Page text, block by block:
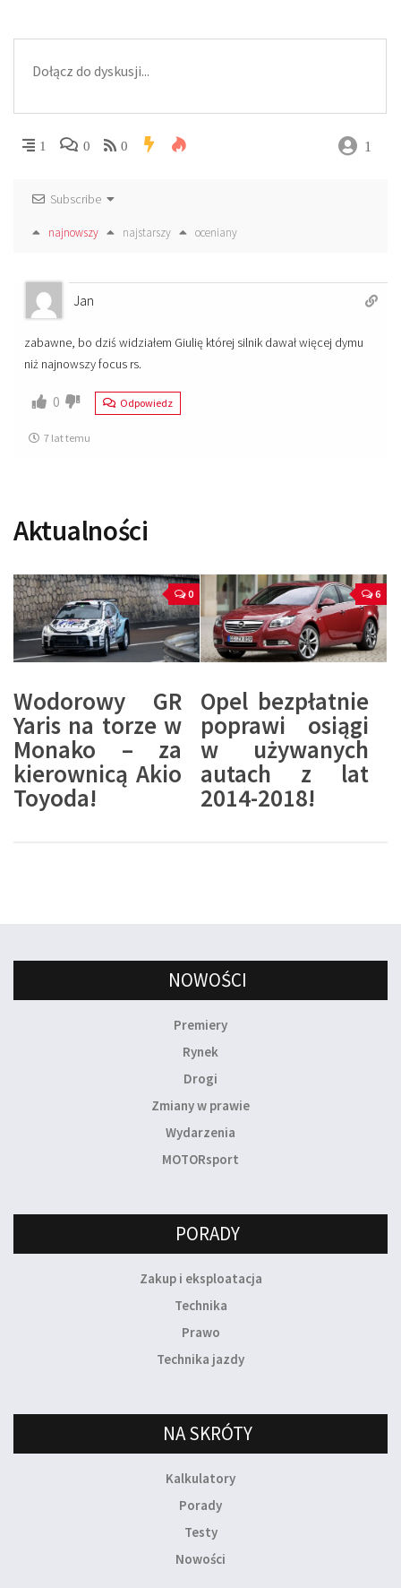
1 0 0 1
Subscribe
najnowszy najstarszy oceniany
Jan
zabawne, bo dziś widziałem Giulię której silnik dawał więcej dymu
niż najnowszy focus rs.
0 Odpowiedz
7 lat temu
Aktualności
0
Wodorowy GR
Yaris na torze w
Monako – za
kierownicą Akio
Toyoda!
6
Opel bezpłatnie
poprawi osiągi
w używanych
autach z lat
2014-2018!
NOWOŚCI
Premiery
Rynek
Drogi
Zmiany w prawie
Wydarzenia
MOTORsport
PORADY
Zakup i eksploatacja
Technika
Prawo
Technika jazdy
NA SKRÓTY
Kalkulatory
Porady
Testy
Nowości